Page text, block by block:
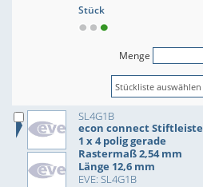
Stück
Menge
SL4G1B
econ connect Stiftleiste
1 x 4 polig gerade
Rastermaß 2,54 mm
Länge 12,6 mm
EVE: SL4G1B